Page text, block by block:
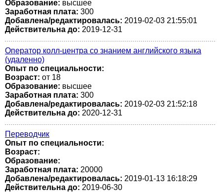
Образование: высшее
Заработная плата: 300
Добавлена/редактировалась: 2019-02-03 21:55:01
Действительна до: 2019-12-31
Оператор колл-центра со знанием английского языка
(удаленно)
Опыт по специальности:
Возраст: от 18
Образование: высшее
Заработная плата: 300
Добавлена/редактировалась: 2019-02-03 21:52:18
Действительна до: 2020-12-31
Переводчик
Опыт по специальности:
Возраст:
Образование:
Заработная плата: 20000
Добавлена/редактировалась: 2019-01-13 16:18:29
Действительна до: 2019-06-30